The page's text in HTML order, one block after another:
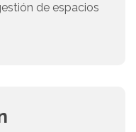
de espacios